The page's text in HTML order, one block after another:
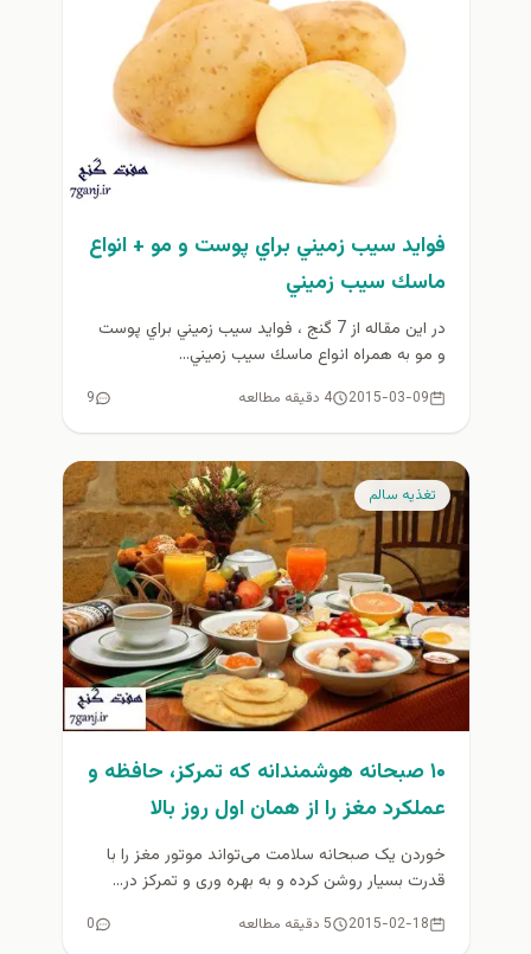
فوايد سيب زميني براي پوست و مو + انواع
ماسك سيب زميني
در اين مقاله از 7 گنج ، فوايد سيب زميني براي پوست
و مو به همراه انواع ماسك سيب زميني...
2015-03-09 4 دقیقه مطالعه 9
تغذيه سالم
۱۰ صبحانه هوشمندانه که تمرکز، حافظه و
عملکرد مغز را از همان اول روز بالا
می‌برند
خوردن یک صبحانه سلامت می‌تواند موتور مغز را با
قدرت بسیار روشن کرده و به بهره وری و تمرکز در...
2015-02-18 5 دقیقه مطالعه 0